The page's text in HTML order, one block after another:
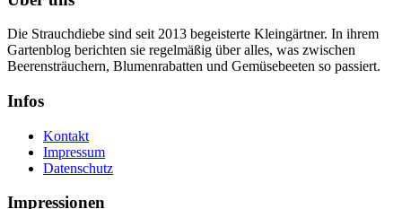
Die Strauchdiebe sind seit 2013 begeisterte Kleingärtner. In ihrem
Gartenblog berichten sie regelmäßig über alles, was zwischen
Beerensträuchern, Blumenrabatten und Gemüsebeeten so passiert.
Infos
Kontakt
Impressum
Datenschutz
Impressionen